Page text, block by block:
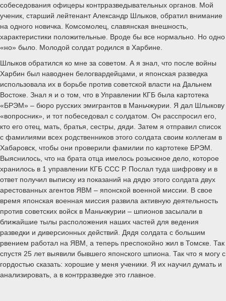
собеседования офицеры контрразведывательных органов. Мой
ученик, старший лейтенант Александр Шлыков, обратил внимание
на одного новичка. Комсомолец, славянская внешность,
характеристики положительные. Вроде бы все нормально. Но одно
«но» было. Молодой солдат родился в Харбине.
Шлыков обратился ко мне за советом. А я знал, что после войны
Харбин был наводнен белогвардейцами, и японская разведка
использовала их в борьбе против советской власти на Дальнем
Востоке. Знал я и о том, что в Управлении КГБ была картотека
«БРЭМ» – бюро русских эмигрантов в Маньчжурии. Я дал Шлыкову
«вопросник», и тот побеседовал с солдатом. Он расспросил его,
кто его отец, мать, братья, сестры, дяди. Затем я отправил список
с фамилиями всех родственников этого солдата своим коллегам в
Хабаровск, чтобы они проверили фамилии по картотеке БРЭМ.
Выяснилось, что на брата отца имелось розыскное дело, которое
хранилось в 1 управлении КГБ ССС Р. Послал туда шифровку и в
ответ получил выписку из показаний на дядю этого солдата двух
арестованных агентов ЯВМ – японской военной миссии. В свое
время японская военная миссия развила активную деятельность
против советских войск в Маньчжурии – шпионов засылали в
ближайшие тылы расположения наших частей для ведения
разведки и диверсионных действий. Дядя солдата с большим
рвением работал на ЯВМ, а теперь преспокойно жил в Томске. Так
спустя 25 лет выявили бывшего японского шпиона. Так что я могу с
гордостью сказать: хорошие у меня ученики. Я их научил думать и
анализировать, а в контрразведке это главное.